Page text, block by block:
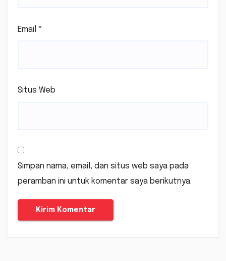
Email *
Situs Web
Simpan nama, email, dan situs web saya pada
peramban ini untuk komentar saya berikutnya.